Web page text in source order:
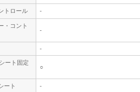
トロール -
・コント
-
-
ート固定
○
ート -